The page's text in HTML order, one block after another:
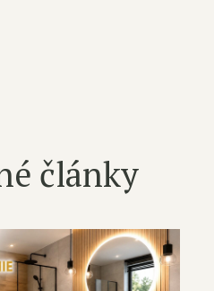
články